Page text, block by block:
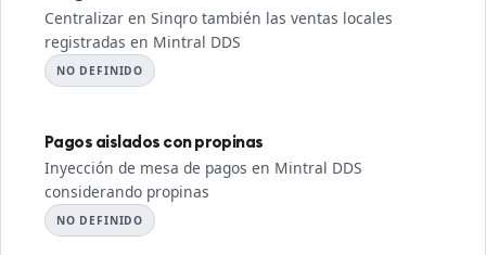
Centralizar en Sinqro también las ventas locales
registradas en Mintral DDS
NO DEFINIDO
Pagos aislados con propinas
Inyección de mesa de pagos en Mintral DDS
considerando propinas
NO DEFINIDO